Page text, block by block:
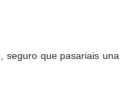
seguro que pasariais una